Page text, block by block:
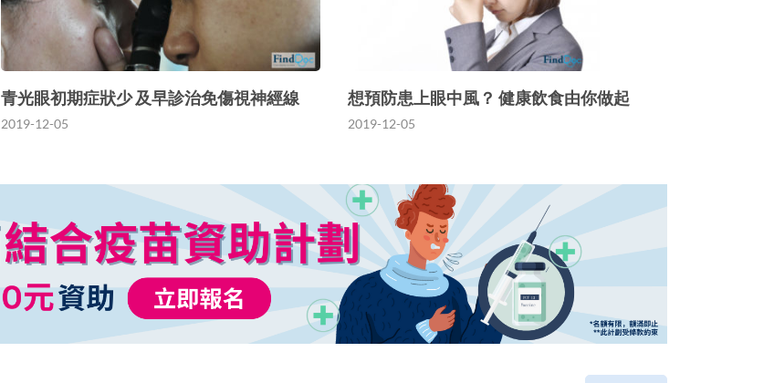
青光眼初期症狀少 及早診治免傷視神經線
2019-12-05
想預防患上眼中風？ 健康飲食由你做起
2019-12-05